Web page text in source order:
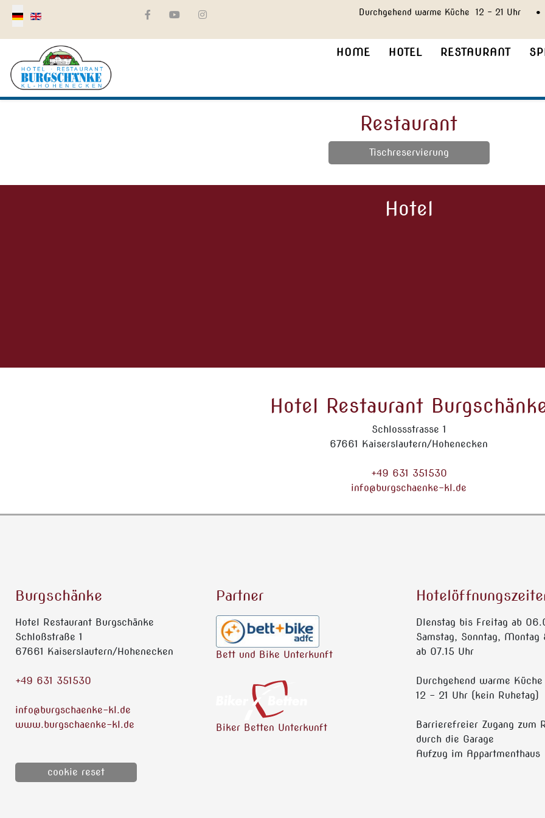
Select your language Durchgehend warme Küche 12 - 21 Uhr
HOME HOTEL RESTAURANT
Restaurant
Tischreservierung
Hotel
Hotel Restaurant
Schlossstrasse 1
67661 Kaiserslautern/Hohenecken
+49 631 351530
info@burgschaenke-kl.de
Burgschänke
Hotel Restaurant Burgschänke
Schloßstraße 1
67661 Kaiserslautern/Hohenecken
+49 631 351530
info@burgschaenke-kl.de
www.burgschaenke-kl.de
cookie reset
Partner
Bett und Bike Unterkunft
Biker Betten Unterkunft
DIenstag bis Freitag ab
Samstag, Sonntag, Montag
ab 07.15 Uhr
Durchgehend warme Küche
12 - 21 Uhr (kein Ruhetag)
Barrierefreier Zugang zum
durch die Garage
Aufzug im Appartmenthaus